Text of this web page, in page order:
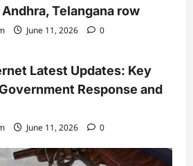
Telangana row
June 11, 2026 0
Latest Updates: Key
Response and
June 11, 2026 0